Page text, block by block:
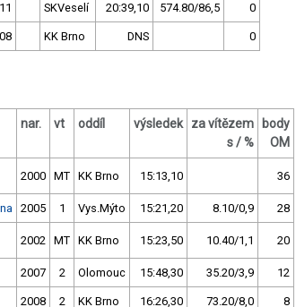
SKVeselí 20:39,10 574.80/86,5 0
KK Brno DNS 0
nar. vt oddíl výsledek
za vítězem
s / %
body
OM
2000 MT KK Brno 15:13,10 36
2005 1 Vys.Mýto 15:21,20 8.10/0,9 28
2002 MT KK Brno 15:23,50 10.40/1,1 20
2007 2 Olomouc 15:48,30 35.20/3,9 12
2008 2 KK Brno 16:26,30 73.20/8,0 8